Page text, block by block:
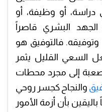
أو وظيفة، أو
البشري قاصراً
وتوفيقه. فالتوفيق هو
السعي القليل يثمر
إلى مجرد محطات
والنجاح كجسر روحي
بأن أزمة الأمور